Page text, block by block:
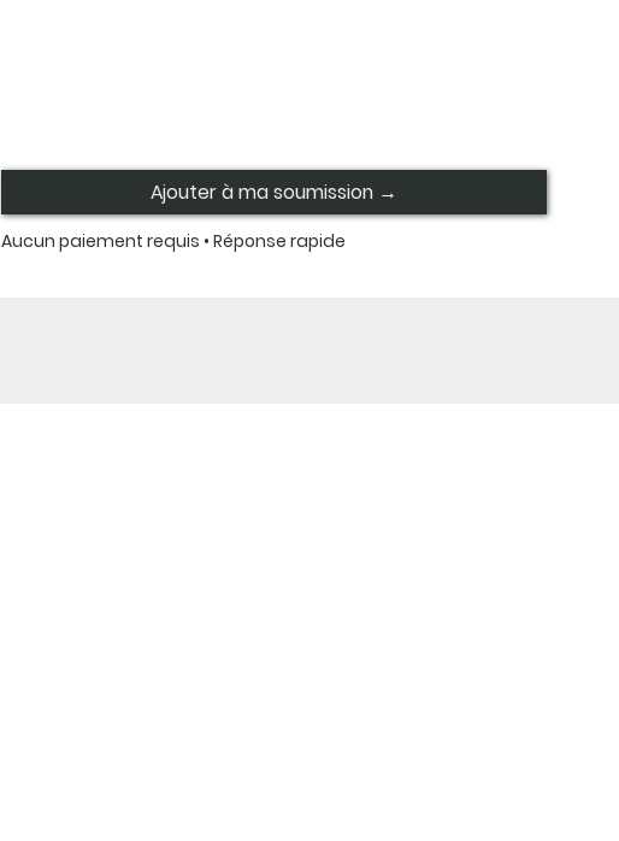
Ajouter à ma soumission →
Aucun paiement requis • Réponse rapide